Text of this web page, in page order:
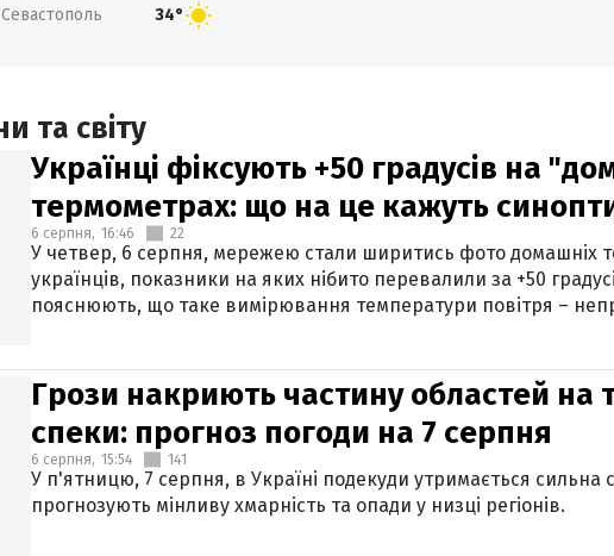
Севастополь 34°
та світу
Українці фіксують +50 градусів на
термометрах: що на це кажуть
6 серпня, 16:46 22
У четвер, 6 серпня, мережею стали ширитись фото домашніх
українців, показники на яких нібито перевалили за +50
пояснюють, що таке вимірювання температури повітря –
Грози накриють частину областей на
спеки: прогноз погоди на 7 серпня
6 серпня, 15:54 141
У п'ятницю, 7 серпня, в Україні подекуди утримається сильна
прогнозують мінливу хмарність та опади у низці регіонів.